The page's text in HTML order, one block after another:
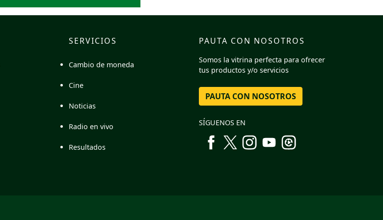
SERVICIOS
Cambio de moneda
Cine
Noticias
Radio en vivo
Resultados
PAUTA CON NOSOTROS
Somos la vitrina perfecta para ofrecer
tus productos y/o servicios
PAUTA CON NOSOTROS
SÍGUENOS EN